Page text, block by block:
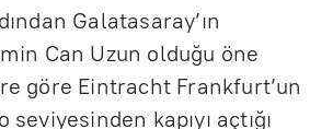
Galatasaray’ın
Can Uzun olduğu öne
göre Eintracht Frankfurt’un
kapıyı açtığı